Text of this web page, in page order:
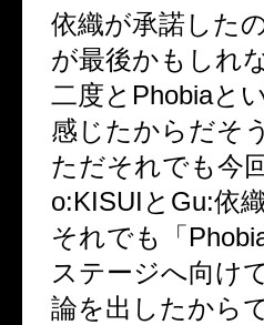
依織が承諾した
が最後かもしれ
二度とPhobiaと
感じたからだそ
ただそれでも今
o:KISUIとGu:依
それでも「
ステージへ向け
論を出したから